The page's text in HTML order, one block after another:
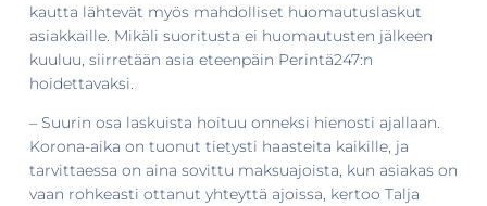
kautta lähtevät myös mahdolliset huomautuslaskut
asiakkaille. Mikäli suoritusta ei huomautusten jälkeen
kuuluu, siirretään asia eteenpäin Perintä247:n
hoidettavaksi.
– Suurin osa laskuista hoituu onneksi hienosti ajallaan.
Korona-aika on tuonut tietysti haasteita kaikille, ja
tarvittaessa on aina sovittu maksuajoista, kun asiakas on
vaan rohkeasti ottanut yhteyttä ajoissa, kertoo Talja